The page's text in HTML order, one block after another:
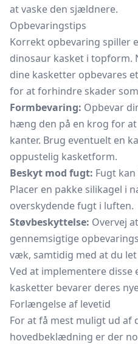
at vaske den sjældnere.
Opbevaringstips
Korrekt opbevaring spiller
dinosaur kasket i topform.
dine kasketter opbevares
for at forhindre skader
Formbevaring: Opbevar
hæng den på en krog for
kanter. Brug eventuelt en
oppustelig kasketform.
Beskyt mod fugt: Fugt
Placer en pakke silikagel i
overskydende fugt i luften.
Støvbeskyttelse: Overvej
gennemsigtige
væk, samtidig med at du let
Ved at implementere
kasketter bevarer deres
Forlængelse af levetid
For at få mest muligt ud af
hovedbeklædning er der